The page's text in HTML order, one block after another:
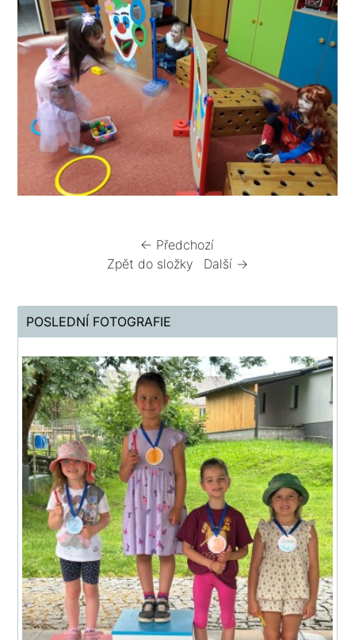
← Předchozí
Zpět do složky
Další →
POSLEDNÍ FOTOGRAFIE